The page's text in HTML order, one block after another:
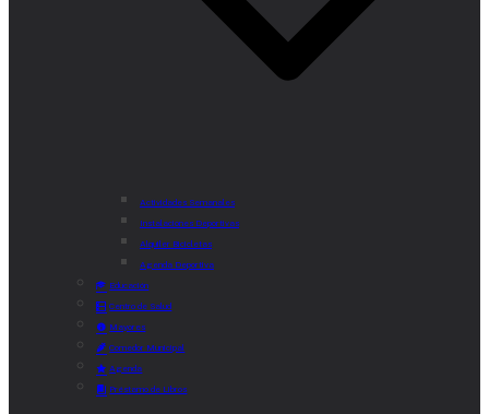
Actividades Semanales
Instalaciones Deportivas
Alquiler Bicicletas
Agenda Deportiva
Educación
Centro de Salud
Mayores
Comedor Municipal
Agenda
Préstamo de Libros